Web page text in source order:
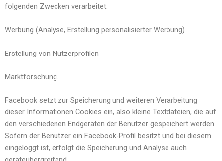
folgenden Zwecken verarbeitet:
Werbung (Analyse, Erstellung personalisierter Werbung)
Erstellung von Nutzerprofilen
Marktforschung.
Facebook setzt zur Speicherung und weiteren Verarbeitung
dieser Informationen Cookies ein, also kleine Textdateien, die auf
den verschiedenen Endgeräten der Benutzer gespeichert werden.
Sofern der Benutzer ein Facebook-Profil besitzt und bei diesem
eingeloggt ist, erfolgt die Speicherung und Analyse auch